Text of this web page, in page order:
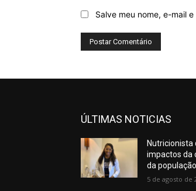
Salve meu nome, e-mail
ÚLTIMAS NOTICIAS
Nutricionista
impactos da
da população
5 de agosto de